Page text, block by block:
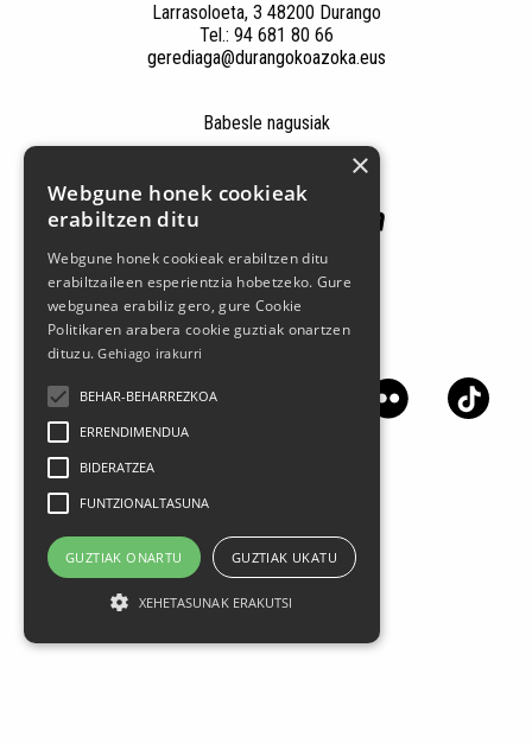
Larrasoloeta, 3 48200 Durango
Tel.: 94 681 80 66
gerediaga@durangokoazoka.eus
Babesle nagusiak
Jarrai gaitzazu sare sozialetan
×
Webgune honek cookieak
erabiltzen ditu
Webgune honek cookieak erabiltzen ditu
erabiltzaileen esperientzia hobetzeko. Gure
webgunea erabiliz gero, gure Cookie
Politikaren arabera cookie guztiak onartzen
dituzu.Gehiago irakurri
BEHAR-BEHARREZKOA
ERRENDIMENDUA
BIDERATZEA
FUNTZIONALTASUNA
GUZTIAK ONARTU GUZTIAK UKATU
XEHETASUNAK ERAKUTSI